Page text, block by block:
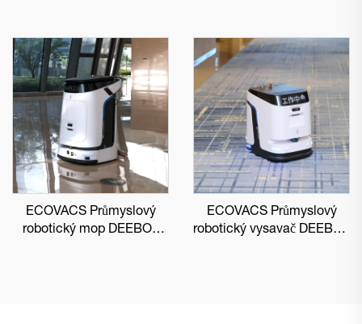
ECOVACS Průmyslový
robotický mop DEEBOT
ECOVACS Průmyslový
robotický vysavač DEEBOT